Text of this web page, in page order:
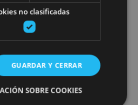
de septiembre? Si la respuesta
elección de lo más acertada.
además de sus...
no clasificadas
GUARDAR Y CERRAR
SOBRE COOKIES